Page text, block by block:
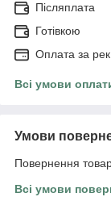
Післяплата
Готівкою
Оплата за
Всі умови
Умови
Повернення
Всі умови